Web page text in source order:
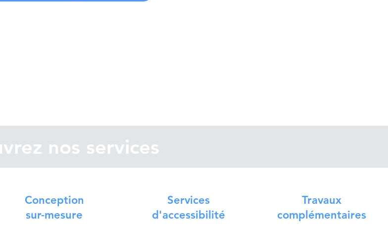
nos services
Conception
sur-mesure
Services
d'accessibilité
Travaux
complémentaires